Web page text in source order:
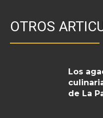
OTROS
Los
de La